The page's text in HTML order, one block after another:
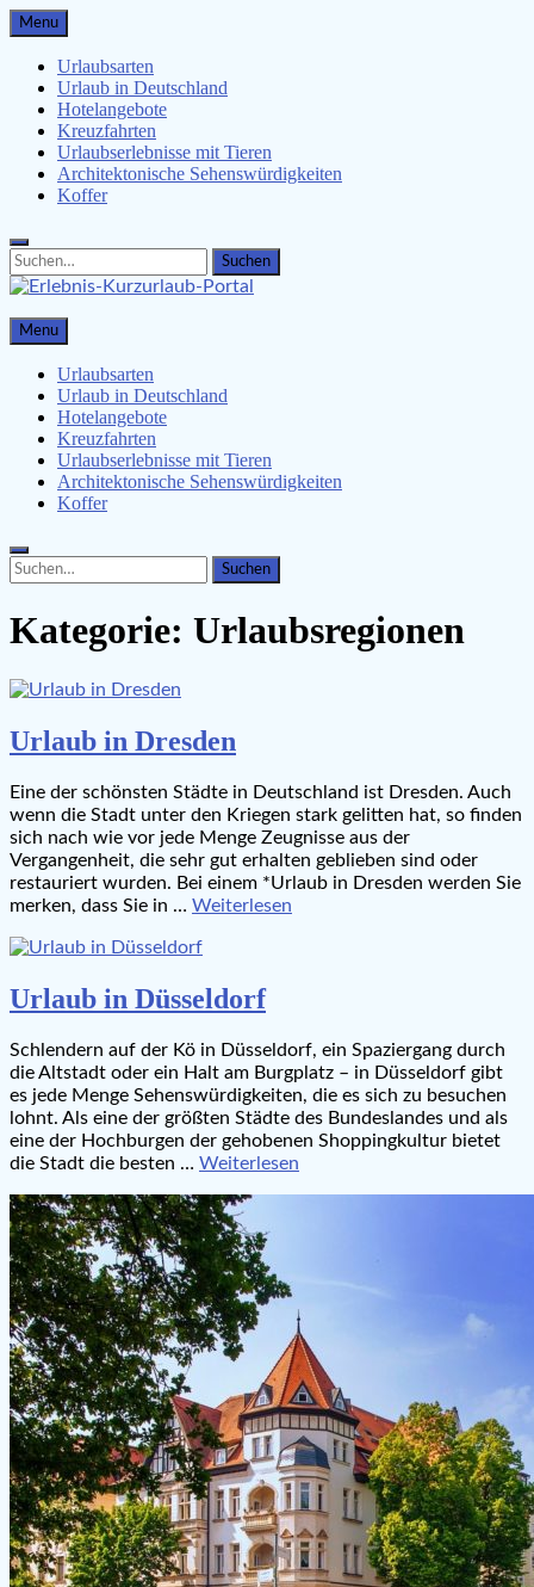
Skip
to
content
Menu
Urlaubsarten
Urlaub in Deutschland
Hotelangebote
Kreuzfahrten
Urlaubserlebnisse mit Tieren
Architektonische Sehenswürdigkeiten
Koffer
Search
for:
Search
Erlebnis-Kurzurlaub-Portal
Urlaubsangebote, Erlebnisse & mehr
Menu
Urlaubsarten
Urlaub in Deutschland
Hotelangebote
Kreuzfahrten
Urlaubserlebnisse mit Tieren
Architektonische Sehenswürdigkeiten
Koffer
Search
for:
Search
Kategorie: Urlaubsregionen
Urlaub in Dresden
Eine der schönsten Städte in Deutschland ist Dresden. Auch
wenn die Stadt unter den Kriegen stark gelitten hat, so finden
sich nach wie vor jede Menge Zeugnisse aus der
Vergangenheit, die sehr gut erhalten geblieben sind oder
restauriert wurden. Bei einem *Urlaub in Dresden werden Sie
merken, dass Sie in … Weiterlesen
Urlaub in Düsseldorf
Schlendern auf der Kö in Düsseldorf, ein Spaziergang durch
die Altstadt oder ein Halt am Burgplatz – in Düsseldorf gibt
es jede Menge Sehenswürdigkeiten, die es sich zu besuchen
lohnt. Als eine der größten Städte des Bundeslandes und als
eine der Hochburgen der gehobenen Shoppingkultur bietet
die Stadt die besten … Weiterlesen